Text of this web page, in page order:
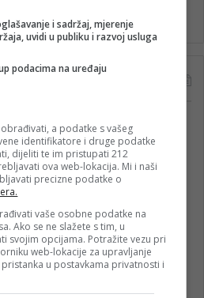
gradi BiH-Jovan Divjak“
je u posljednje 22 godine imao
2023.
Igmana iznenadili
cvijećem i besplatnim
na utakmicu
2025.
kampanja za izgradnju
i sadržaj, mjerenje
uvidi u publiku i razvoj usluga
podacima na uređaju
a podatke s vašeg
identifikatore i druge podatke
dijeliti te im pristupati 212
ova web-lokacija. Mi i naši
precizne podatke o
vaše osobne podatke na
Ako se ne slažete s tim, u
svojim opcijama. Potražite vezu pri
web-lokacije za upravljanje
u postavkama privatnosti i